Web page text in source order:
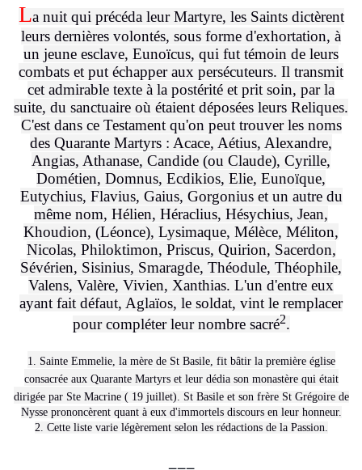
La nuit qui précéda leur Martyre, les Saints dictèrent
leurs dernières volontés, sous forme d'exhortation, à
un jeune esclave, Eunoïcus, qui fut témoin de leurs
combats et put échapper aux persécuteurs. Il transmit
cet admirable texte à la postérité et prit soin, par la
suite, du sanctuaire où étaient déposées leurs Reliques.
C'est dans ce Testament qu'on peut trouver les noms
des Quarante Martyrs : Acace, Aétius, Alexandre,
Angias, Athanase, Candide (ou Claude), Cyrille,
Dométien, Domnus, Ecdikios, Elie, Eunoïque,
Eutychius, Flavius, Gaius, Gorgonius et un autre du
même nom, Hélien, Héraclius, Hésychius, Jean,
Khoudion, (Léonce), Lysimaque, Mélèce, Méliton,
Nicolas, Philoktimon, Priscus, Quirion, Sacerdon,
Sévérien, Sisinius, Smaragde, Théodule, Théophile,
Valens, Valère, Vivien, Xanthias. L'un d'entre eux
ayant fait défaut, Aglaïos, le soldat, vint le remplacer
pour compléter leur nombre sacré2.
1. Sainte Emmelie, la mère de St Basile, fit bâtir la première église
consacrée aux Quarante Martyrs et leur dédia son monastère qui était
dirigée par Ste Macrine ( 19 juillet). St Basile et son frère St Grégoire de
Nysse prononcèrent quant à eux d'immortels discours en leur honneur.
2. Cette liste varie légèrement selon les rédactions de la Passion.